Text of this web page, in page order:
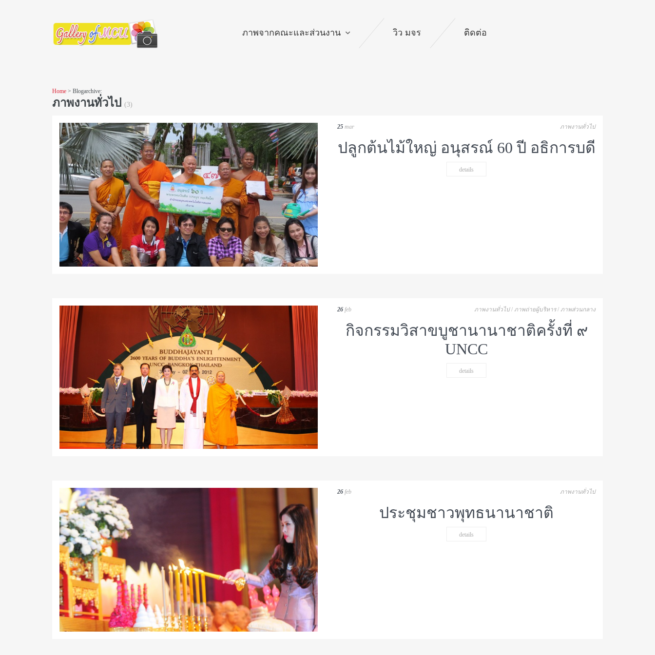
ภาพจากคณะและส่วนงาน
วิว มจร ติดต่อ
Home > Blogarchive:
ภาพงานทั่วไป (3)
25 mar ภาพงานทั่วไป
ปลูกต้นไม้ใหญ่ อนุสรณ์ 60 ปี อธิการบดี
details
26 feb ภาพงานทั่วไป/ ภาพถ่ายผู้บริหาร/ ภาพส่วนกลาง
กิจกรรมวิสาขบูชานานาชาติครั้งที่ ๙
UNCC
details
26 feb ภาพงานทั่วไป
ประชุมชาวพุทธนานาชาติ
details